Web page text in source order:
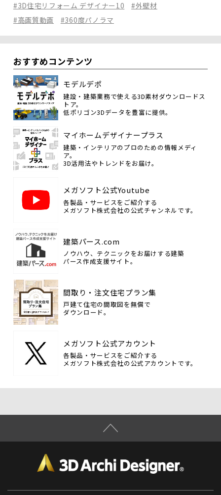
#3D住宅リフォーム デザイナー10
#外壁材
#高画質動画
#360度パノラマ
おすすめコンテンツ
モデルデポ
建設・建築業務で使える3D素材ダウンロードス
トア。
低ポリゴン3Dデータを豊富に提供。
マイホームデザイナープラス
建築・インテリアのプロのための情報メディ
ア。
3D活用法やトレンドをお届け。
メガソフト公式Youtube
各製品・サービスをご紹介する
メガソフト株式会社の公式チャンネルです。
建築パース.com
ノウハウ、テクニックをお届けする建築
パース作成支援サイト。
間取り・注文住宅プラン集
戸建て住宅の間取図を無償で
ダウンロード。
メガソフト公式アカウント
各製品・サービスをご紹介する
メガソフト株式会社の公式アカウントです。